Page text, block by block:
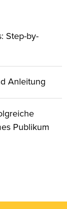
Step-by-
Anleitung
Publikum